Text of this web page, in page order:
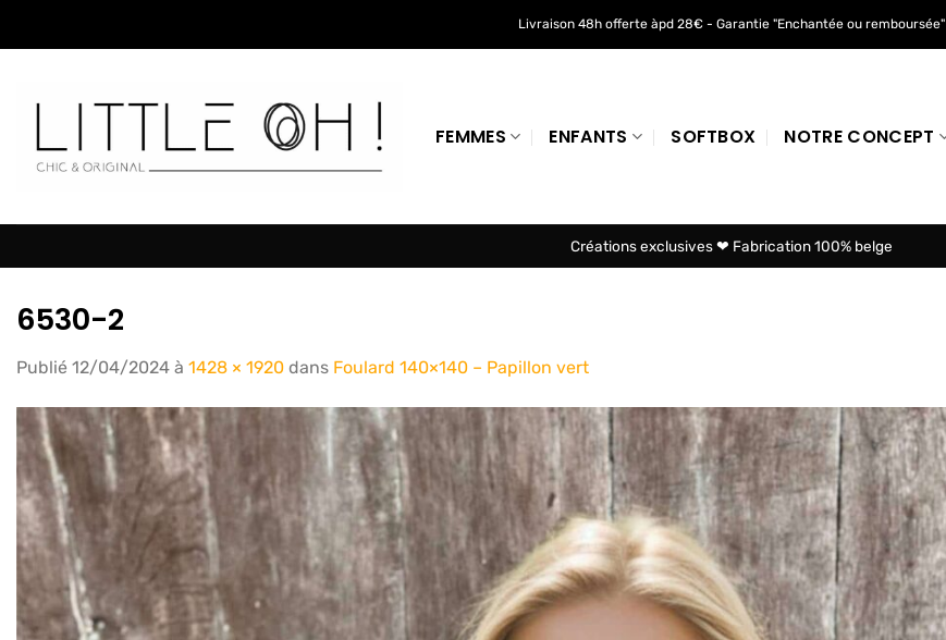
Livraison 48h offerte àpd 28€ - Garantie "Enchantée ou remboursée"
FEMMES ENFANTS SOFTBOX NOTRE CONCEPT
Créations exclusives ❤ Fabrication 100% belge
6530-2
Publié 12/04/2024 à 1428 × 1920 dans Foulard 140×140 – Papillon vert